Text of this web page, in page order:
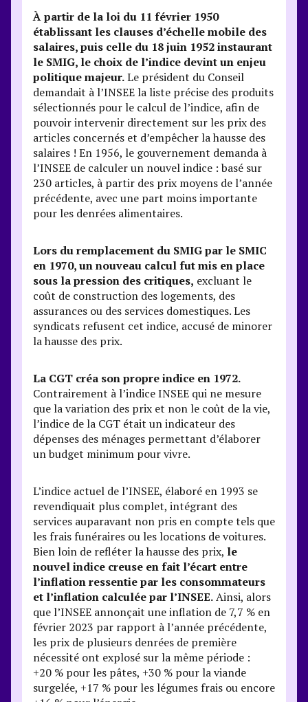
À partir de la loi du 11 février 1950
établissant les clauses d’échelle mobile des
salaires, puis celle du 18 juin 1952 instaurant
le SMIG, le choix de l’indice devint un enjeu
politique majeur.Le président du Conseil
demandait à l’INSEE la liste précise des produits
sélectionnés pour le calcul de l’indice, afin de
pouvoir intervenir directement sur les prix des
articles concernés et d’empêcher la hausse des
salaires ! En 1956, le gouvernement demanda à
l’INSEE de calculer un nouvel indice : basé sur
230 articles, à partir des prix moyens de l’année
précédente, avec une part moins importante
pour les denrées alimentaires.
Lors du remplacement du SMIG par le SMIC
en 1970, un nouveau calcul fut mis en place
sous la pression des critiques, excluant le
coût de construction des logements, des
assurances ou des services domestiques. Les
syndicats refusent cet indice, accusé de minorer
la hausse des prix.
La CGT créa son propre indice en 1972.
Contrairement à l’indice INSEE qui ne mesure
que la variation des prix et non le coût de la vie,
l’indice de la CGT était un indicateur des
dépenses des ménages permettant d’élaborer
un budget minimum pour vivre.
L’indice actuel de l’INSEE, élaboré en 1993 se
revendiquait plus complet, intégrant des
services auparavant non pris en compte tels que
les frais funéraires ou les locations de voitures.
Bien loin de refléter la hausse des prix, le
nouvel indice creuse en fait l’écart entre
l’inflation ressentie par les consommateurs
et l’inflation calculée par l’INSEE.Ainsi, alors
que l’INSEE annonçait une inflation de 7,7 % en
février 2023 par rapport à l’année précédente,
les prix de plusieurs denrées de première
nécessité ont explosé sur la même période :
+20 % pour les pâtes, +30 % pour la viande
surgelée, +17 % pour les légumes frais ou encore